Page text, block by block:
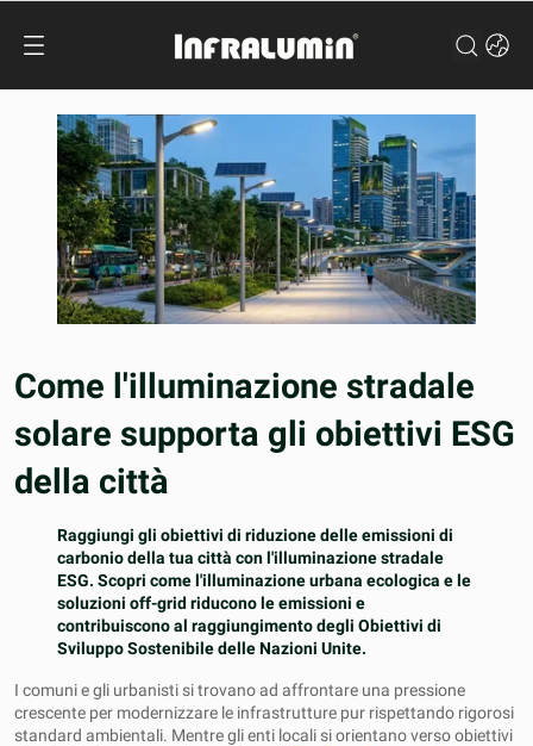
Come l'illuminazione stradale
solare supporta gli obiettivi ESG
della città
Raggiungi gli obiettivi di riduzione delle emissioni di
carbonio della tua città con l'illuminazione stradale
ESG. Scopri come l'illuminazione urbana ecologica e le
soluzioni off-grid riducono le emissioni e
contribuiscono al raggiungimento degli Obiettivi di
Sviluppo Sostenibile delle Nazioni Unite.
I comuni e gli urbanisti si trovano ad affrontare una pressione
crescente per modernizzare le infrastrutture pur rispettando rigorosi
standard ambientali. Mentre gli enti locali si orientano verso obiettivi